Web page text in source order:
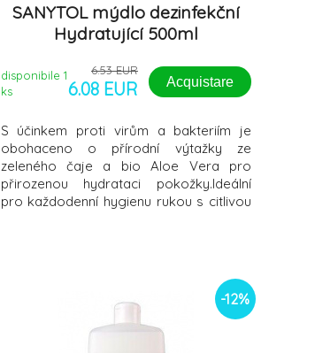
SANYTOL mýdlo dezinfekční
Hydratující 500ml
disponibile 1
ks
6.53 EUR
6.08 EUR Acquistare
S účinkem proti virům a bakteriím je
obohaceno o přírodní výtažky ze
zeleného čaje a bio Aloe Vera pro
přirozenou hydrataci pokožky.Ideální
pro každodenní hygienu rukou s citlivou
-12%